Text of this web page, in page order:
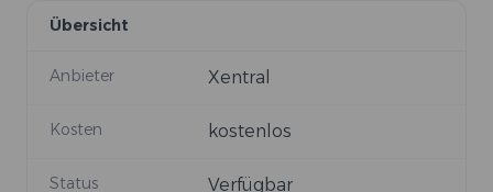
Übersicht
Anbieter Xentral
Kosten kostenlos
Status Verfügbar